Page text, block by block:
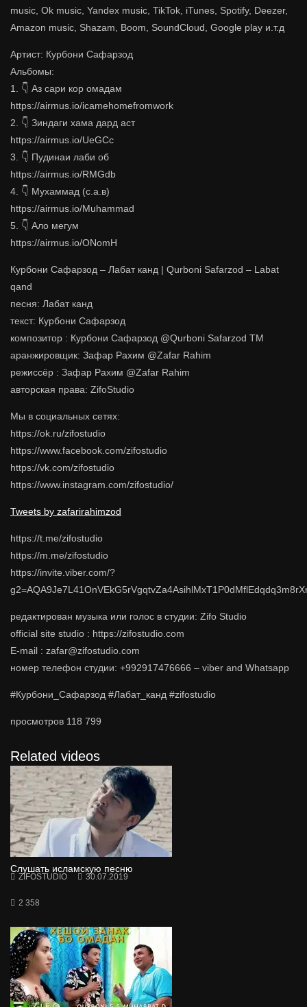
music, Ok music, Yandex music, TikTok, iTunes, Spotify, Deezer,
Amazon music, Shazam, Boom, SoundCloud, Google play и.т.д
Артист: Курбони Сафарзод
Альбомы:
1. 👇 Аз сари кор омадам
https://airmus.io/icamehomefromwork
2. 👇 Зиндаги хама дард аст
https://airmus.io/UeGCc
3. 👇 Пудинаи лаби об
https://airmus.io/RMGdb
4. 👇 Мухаммад (с.а.в)
https://airmus.io/Muhammad
5. 👇 Ало мегум
https://airmus.io/ONomH
Курбони Сафарзод – Лабат канд | Qurboni Safarzod – Labat
qand
песня: Лабат канд
текст: Курбони Сафарзод
композитор : Курбони Сафарзод @Qurboni Safarzod TM
аранжировщик: Зафар Рахим @Zafar Rahim
режиссёр : Зафар Рахим @Zafar Rahim
авторская права: ZifoStudio
Мы в социальных сетях:
https://ok.ru/zifostudio
https://www.facebook.com/zifostudio
https://vk.com/zifostudio
https://www.instagram.com/zifostudio/
Tweets by zafarirahimzod
https://t.me/zifostudio
https://m.me/zifostudio
https://invite.viber.com/?
редактирован музыка или голос в студии: Zifo Studio
official site studio : https://zifostudio.com
E-mail : zafar@zifostudio.com
номер телефон студии: +992917476666 – viber and Whatsapp
#Курбони_Сафарзод #Лабат_канд #zifostudio
просмотров 118 799
Related videos
Слушать исламскую песню
ZIFOSTUDIO 30.07.2019
2 358